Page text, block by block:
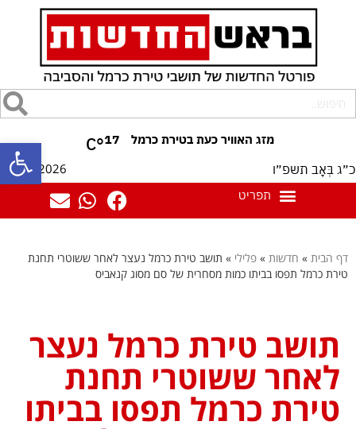
פתח 17
°C
כ״ג בְּאָב תשפ״ו 06/08/2026
דף הבית » חדשות » פלילי » תושב טירת כרמל נעצר לאחר ששוטרי תחנת
טירת כרמל תפסו בביתו כמות מסחרית של סם מסוג קנאביס
תושב טירת כרמל נעצר
לאחר ששוטרי תחנת
טירת כרמל תפסו בביתו